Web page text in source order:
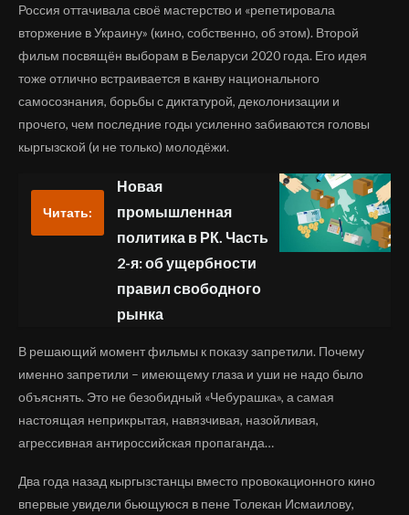
Россия оттачивала своё мастерство и «репетировала
вторжение в Украину» (кино, собственно, об этом). Второй
фильм посвящён выборам в Беларуси 2020 года. Его идея
тоже отлично встраивается в канву национального
самосознания, борьбы с диктатурой, деколонизации и
прочего, чем последние годы усиленно забиваются головы
кыргызской (и не только) молодёжи.
Читать:
Новая
промышленная
политика в РК. Часть
2-я: об ущербности
правил свободного
рынка
В решающий момент фильмы к показу запретили. Почему
именно запретили – имеющему глаза и уши не надо было
объяснять. Это не безобидный «Чебурашка», а самая
настоящая неприкрытая, навязчивая, назойливая,
агрессивная антироссийская пропаганда…
Два года назад кыргызстанцы вместо провокационного кино
впервые увидели бьющуюся в пене Толекан Исмаилову,